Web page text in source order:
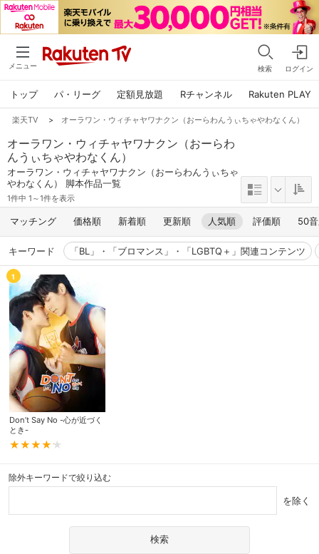
メニュー 検索 ログイン
トップ パ・リーグ 定額見放題 Rチャンネル Rakuten PLAY
楽天TV > オーラワン・ウィチャヤワナクン（おーらわんうぃちゃやわなくん）
オーラワン・ウィチャヤワナクン（おーらわ
んうぃちゃやわなくん）
オーラワン・ウィチャヤワナクン（おーらわんうぃちゃ
やわなくん） 脚本作品一覧
1件中 1～1件を表示
マッチング 価格順 新着順 更新順 人気順 評価順 50
キーワード 「BL」・「ブロマンス」・「LGBTQ＋」関連コンテンツ
1
Don’t Say No -心が近づく
とき-
除外キーワードで絞り込む
を除く